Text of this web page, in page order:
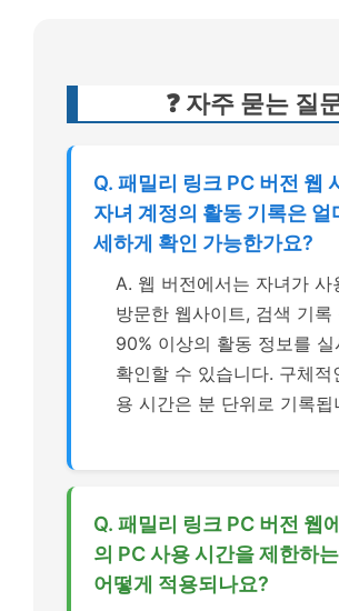
❓ 자주 묻는 질
Q. 패밀리 링크 PC 버전 웹
자녀 계정의 활동 기록은 얼
세하게 확인 가능한가요?
A. 웹 버전에서는 자녀가 사
방문한 웹사이트, 검색 기록
90% 이상의 활동 정보를 실
확인할 수 있습니다. 구체적
용 시간은 분 단위로 기록됩
Q. 패밀리 링크 PC 버전 웹
의 PC 사용 시간을 제한하
어떻게 적용되나요?